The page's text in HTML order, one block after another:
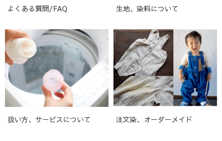
よくある質問/FAQ 生地、染料について
扱い方、サービスについて 注文染、オーダーメイド